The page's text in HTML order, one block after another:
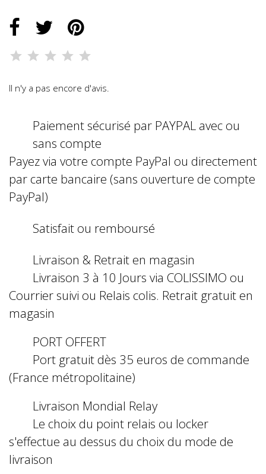
Il n'y a pas encore d'avis.
Paiement sécurisé par PAYPAL avec ou
sans compte
Payez via votre compte PayPal ou directement
par carte bancaire (sans ouverture de compte
PayPal)
Satisfait ou remboursé
Livraison & Retrait en magasin
Livraison 3 à 10 Jours via COLISSIMO ou
Courrier suivi ou Relais colis. Retrait gratuit en
magasin
PORT OFFERT
Port gratuit dès 35 euros de commande
(France métropolitaine)
Livraison Mondial Relay
Le choix du point relais ou locker
s'effectue au dessus du choix du mode de
livraison